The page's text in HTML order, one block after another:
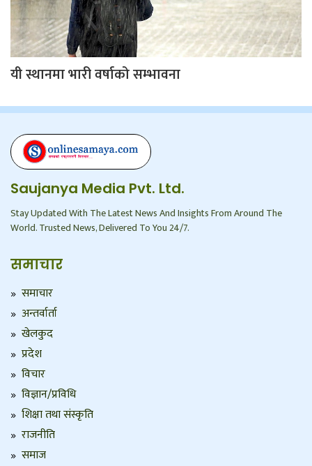
यी स्थानमा भारी वर्षाको सम्भावना
Saujanya Media Pvt. Ltd.
Stay Updated With The Latest News And Insights From Around The
World. Trusted News, Delivered To You 24/7.
समाचार
समाचार
अन्तर्वार्ता
खेलकुद
प्रदेश
विचार
विज्ञान/प्रविधि
शिक्षा तथा संस्कृति
राजनीति
समाज